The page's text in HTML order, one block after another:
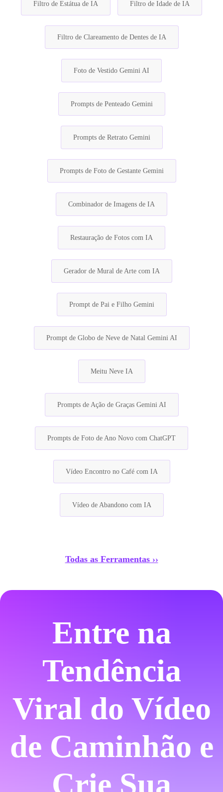
Filtro de Estátua de IA Filtro de Idade de IA
Filtro de Clareamento de Dentes de IA
Foto de Vestido Gemini AI
Prompts de Penteado Gemini
Prompts de Retrato Gemini
Prompts de Foto de Gestante Gemini
Combinador de Imagens de IA
Restauração de Fotos com IA
Gerador de Mural de Arte com IA
Prompt de Pai e Filho Gemini
Prompt de Globo de Neve de Natal Gemini AI
Meitu Neve IA
Prompts de Ação de Graças Gemini AI
Prompts de Foto de Ano Novo com ChatGPT
Vídeo Encontro no Café com IA
Vídeo de Abandono com IA
Todas as Ferramentas ››
Entre na
Tendência
Viral do Vídeo
de Caminhão e
Crie Sua